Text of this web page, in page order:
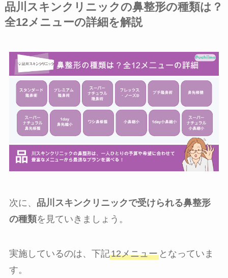
品川スキンクリニックの鼻整形の種類は？
全12メニューの詳細を解説
次に、 品川スキンクリニックで受けられる鼻整形
の種類を見ていきましょう。
実施しているのは、下記12メニューとなっていま
す。